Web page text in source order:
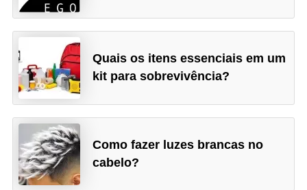
Quais os itens essenciais em um
kit para sobrevivência?
Como fazer luzes brancas no
cabelo?
e